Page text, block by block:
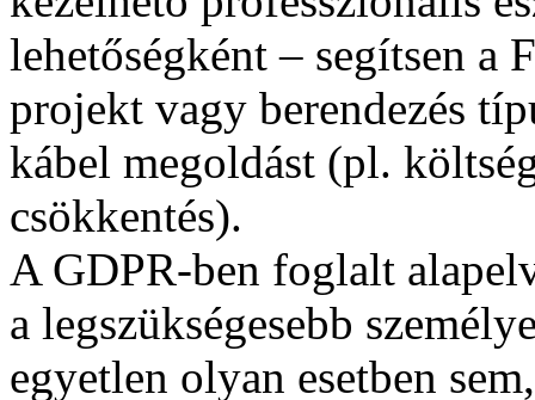
lehetőségként – segítsen a
projekt vagy berendezés
kábel megoldást (pl.
csökkentés).
A GDPR-ben foglalt
a legszükségesebb
egyetlen olyan esetben